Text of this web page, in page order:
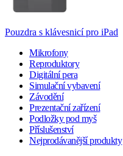
Pouzdra s klávesnicí pro iPad
Mikrofony
Reproduktory
Digitální pera
Simulační vybavení
Závodění
Prezentační zařízení
Podložky pod myš
Příslušenství
Nejprodávanější produkty